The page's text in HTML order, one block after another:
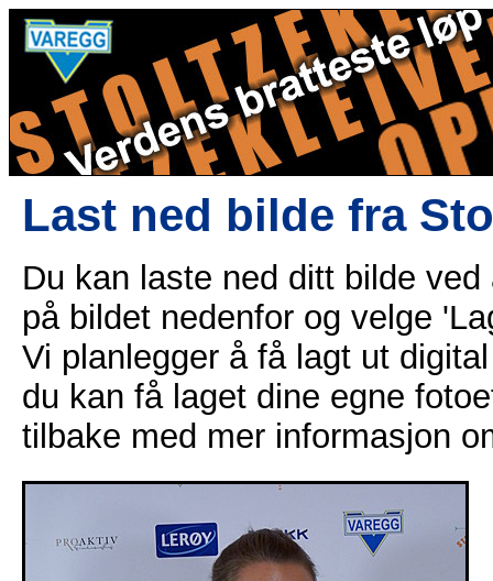
Last ned bilde fra
Du kan laste ned ditt bilde
på bildet nedenfor og velge
Vi planlegger å få lagt ut
du kan få laget dine egne
tilbake med mer informasjon